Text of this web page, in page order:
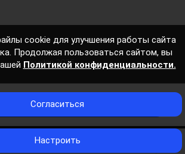
в корзину
Isradon 2026
cookie для улучшения работы сайта
Продолжая пользоваться сайтом, вы
Политикой конфиденциальности.
Согласиться
Настроить